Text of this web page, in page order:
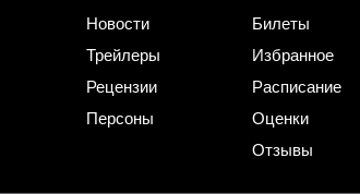
Новости
Трейлеры
Рецензии
Персоны
Билеты
Избранное
Расписание
Оценки
Отзывы